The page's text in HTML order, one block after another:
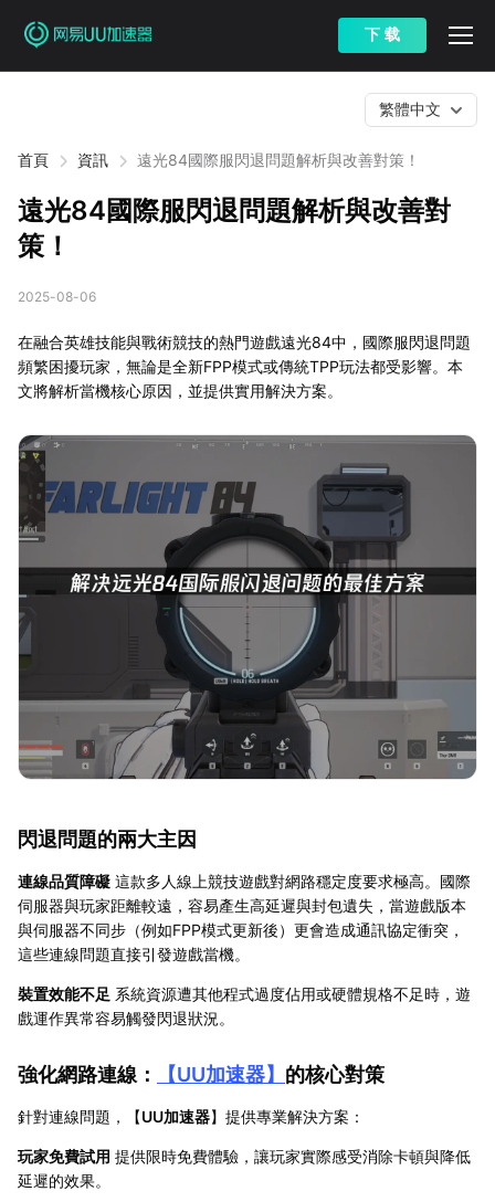
下 载
首頁 資訊 遠光84國際服閃退問題解析與改善對策！
繁體中文
遠光84國際服閃退問題解析與改善對
策！
2025-08-06
在融合英雄技能與戰術競技的熱門遊戲遠光84中，國際服閃退問題
頻繁困擾玩家，無論是全新FPP模式或傳統TPP玩法都受影響。本
文將解析當機核心原因，並提供實用解決方案。
閃退問題的兩大主因
連線品質障礙 這款多人線上競技遊戲對網路穩定度要求極高。國際
伺服器與玩家距離較遠，容易產生高延遲與封包遺失，當遊戲版本
與伺服器不同步（例如FPP模式更新後）更會造成通訊協定衝突，
這些連線問題直接引發遊戲當機。
裝置效能不足 系統資源遭其他程式過度佔用或硬體規格不足時，遊
戲運作異常容易觸發閃退狀況。
強化網路連線： 【UU加速器】 的核心對策
針對連線問題，【UU加速器】提供專業解決方案：
玩家免費試用 提供限時免費體驗，讓玩家實際感受消除卡頓與降低
延遲的效果。